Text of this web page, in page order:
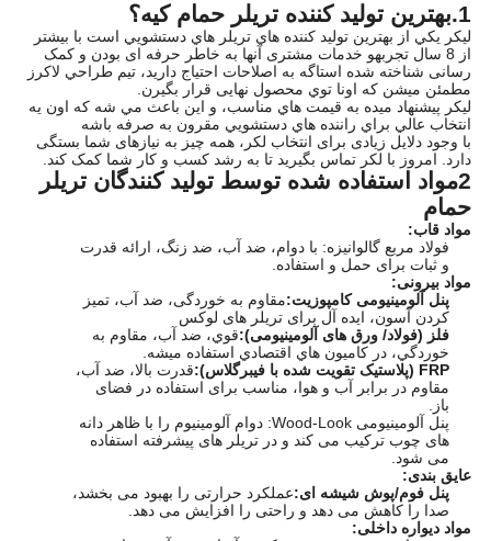
1. بهترین تولید کننده تریلر حمام کیه؟
ليكر يکي از بهترين توليد كننده هاي تريلر هاي دستشويي است با بيشتر
از 8 سال تجربهو خدمات مشتری آنها به خاطر حرفه ای بودن و کمک
رسانی شناخته شده استاگه به اصلاحات احتياج داريد، تيم طراحي لاکرز
مطمئن ميشن که اونا توي محصول نهایی قرار بگيرن.
ليكر پيشنهاد ميده به قيمت هاي مناسب، و اين باعث مي شه که اون يه
انتخاب عالي براي راننده هاي دستشويي مقرون به صرفه باشه
با وجود دلایل زیادی برای انتخاب لکر، همه چیز به نیازهای شما بستگی
دارد. امروز با لکر تماس بگیرید تا به رشد کسب و کار شما کمک کند.
2مواد استفاده شده توسط تولید کنندگان تریلر
حمام
مواد قاب:
فولاد مربع گالوانیزه: با دوام، ضد آب، ضد زنگ، ارائه قدرت
و ثبات برای حمل و استفاده.
مواد بیرونی:
پنل آلومینیومی کامپوزیت:مقاوم به خوردگی، ضد آب، تمیز
کردن آسون، ایده آل برای تریلر های لوکس
فلز (فولاد/ ورق های آلومینیومی):قوي، ضد آب، مقاوم به
خوردگي، در کاميون هاي اقتصادي استفاده ميشه.
FRP (پلاستیک تقویت شده با فیبرگلاس):
قدرت بالا، ضد آب،
مقاوم در برابر آب و هوا، مناسب برای استفاده در فضای
باز.
پنل آلومینیومی Wood-Look: دوام آلومینیوم را با ظاهر دانه
های چوب ترکیب می کند و در تریلر های پیشرفته استفاده
می شود.
عایق بندی:
پنل فوم/پوش شیشه ای:عملکرد حرارتی را بهبود می بخشد،
صدا را کاهش می دهد و راحتی را افزایش می دهد.
مواد دیواره داخلی: